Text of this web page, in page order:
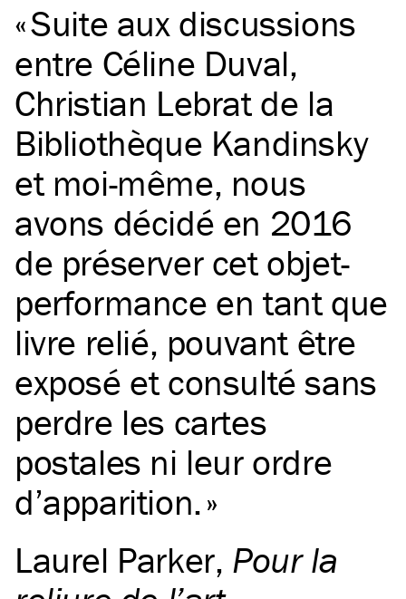
Suite aux discussions
entre Céline Duval,
Christian Lebrat de la
Bibliothèque Kandinsky
et moi-même, nous
avons décidé en 2016
de préserver cet objet-
performance en tant que
livre relié, pouvant être
exposé et consulté sans
perdre les cartes
postales ni leur ordre
d’apparition.
Laurel Parker, Pour la